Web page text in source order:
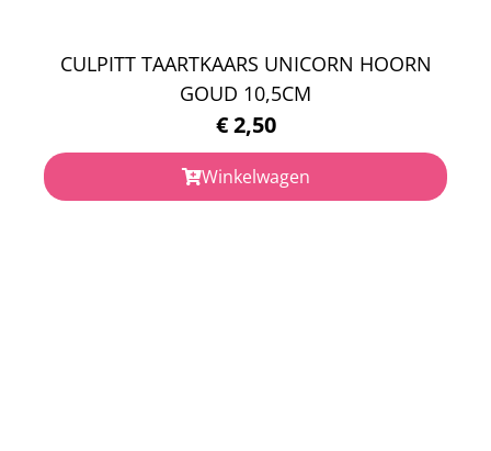
CULPITT TAARTKAARS UNICORN HOORN
GOUD 10,5CM
€2,50
Winkelwagen